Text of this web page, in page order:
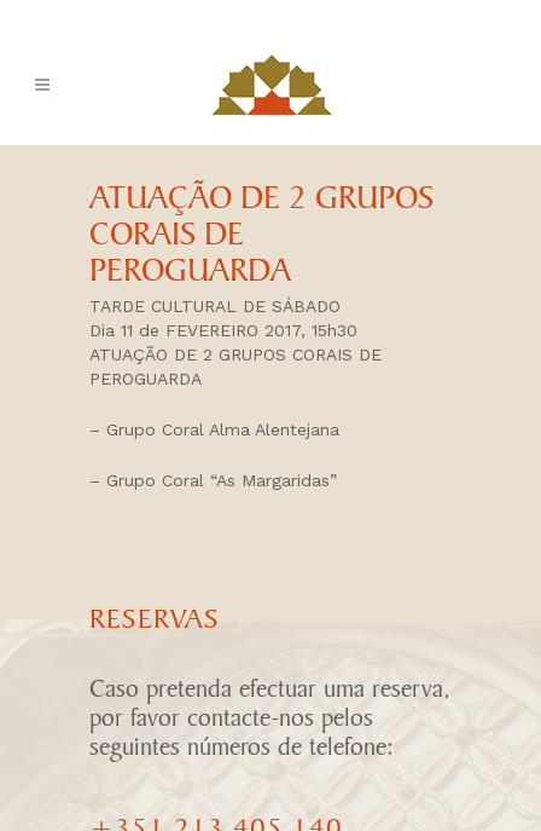
ATUAÇÃO DE 2 GRUPOS
CORAIS DE
PEROGUARDA
TARDE CULTURAL DE SÁBADO
Dia 11 de FEVEREIRO 2017, 15h30
ATUAÇÃO DE 2 GRUPOS CORAIS DE
PEROGUARDA
– Grupo Coral Alma Alentejana
– Grupo Coral “As Margaridas”
RESERVAS
Caso pretenda efectuar uma reserva,
por favor contacte-nos pelos
seguintes números de telefone:
+351 213 405 140